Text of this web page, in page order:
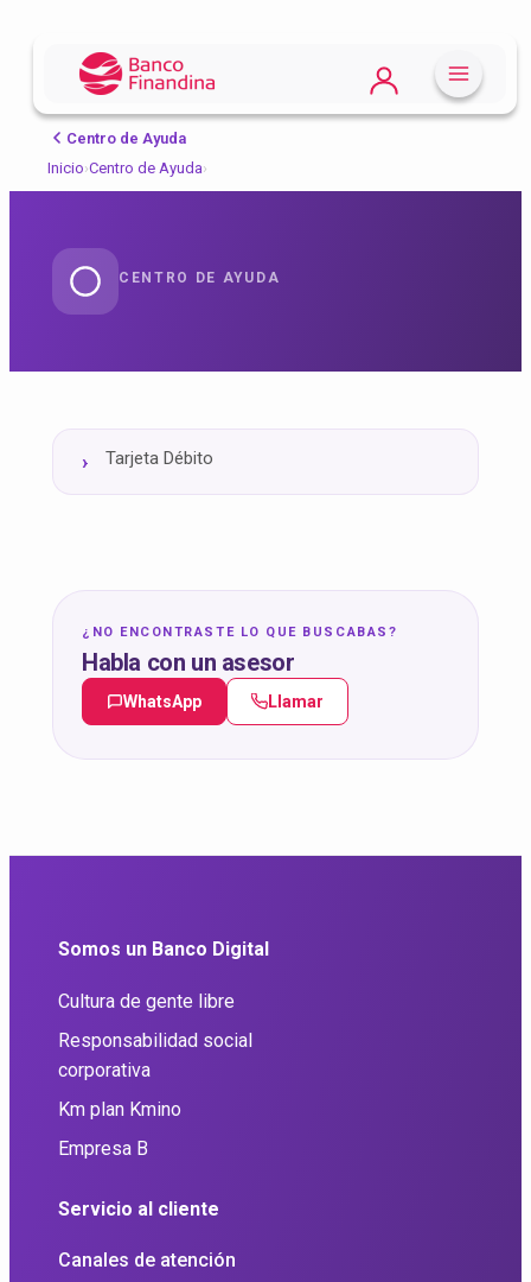
Centro de Ayuda
Inicio›Centro de Ayuda›
CENTRO DE AYUDA
› Tarjeta Débito
¿NO ENCONTRASTE LO QUE BUSCABAS?
Habla con un asesor
WhatsApp Llamar
Somos un Banco Digital
Cultura de gente libre
Responsabilidad social
corporativa
Km plan Kmino
Empresa B
Servicio al cliente
Canales de atención